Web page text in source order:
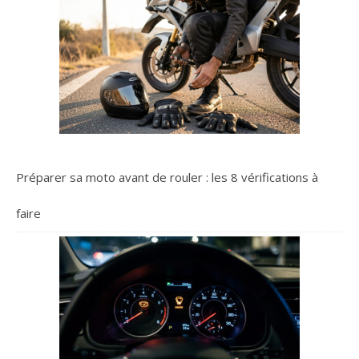
une bonne prise en main,
antidérapante et donc
sûre. Le tube de direction
est réglable en hauteur sur
5 positions (79 - 100cm) et
est sécurisé par un serrage
rapide. Roues & frein : Les
grandes roues de 200 mm
surfaces un peu
7, elles assurent à tout
comportement de
conduite sûr. Une robuste
frein en acier est situé sur
la roue arrière, ce qui
permet de contrôler et
Préparer sa moto avant de rouler : les 8 vérifications à
faire